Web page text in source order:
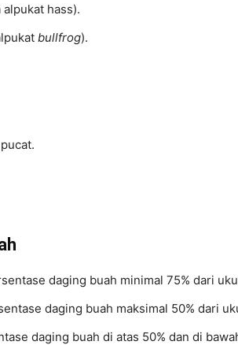
hass).
bullfrog).
daging buah minimal 75% dari
daging buah maksimal 50% dari
daging buah di atas 50% dan di